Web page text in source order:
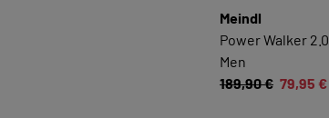
Meindl
Power Walker 2.0
Men
189,90 € 79,95 €